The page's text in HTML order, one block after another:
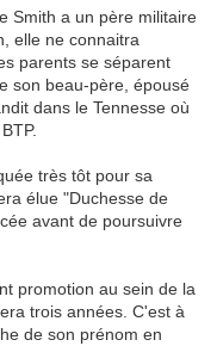
Smith a un père militaire
elle ne connaitra
parents se séparent
son beau-père, épousé
dans le Tennesse où
très tôt pour sa
élue "Duchesse de
avant de poursuivre
promotion au sein de la
trois années. C'est à
de son prénom en